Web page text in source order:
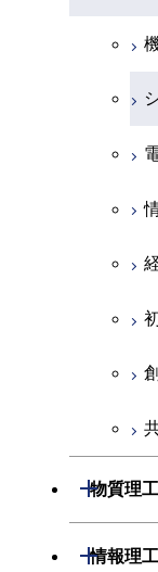
物質理
開閉
情報理
開閉